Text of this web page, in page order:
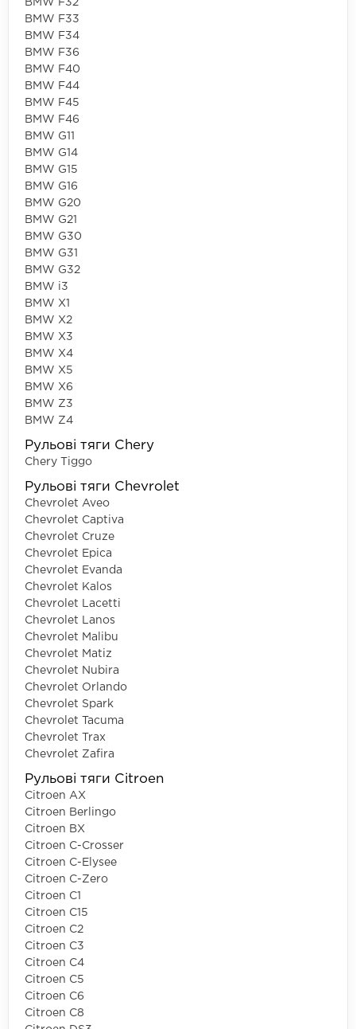
BMW F32
BMW F33
BMW F34
BMW F36
BMW F40
BMW F44
BMW F45
BMW F46
BMW G11
BMW G14
BMW G15
BMW G16
BMW G20
BMW G21
BMW G30
BMW G31
BMW G32
BMW i3
BMW X1
BMW X2
BMW X3
BMW X4
BMW X5
BMW X6
BMW Z3
BMW Z4
Рульові тяги Chery
Chery Tiggo
Рульові тяги Chevrolet
Chevrolet Aveo
Chevrolet Captiva
Chevrolet Cruze
Chevrolet Epica
Chevrolet Evanda
Chevrolet Kalos
Chevrolet Lacetti
Chevrolet Lanos
Chevrolet Malibu
Chevrolet Matiz
Chevrolet Nubira
Chevrolet Orlando
Chevrolet Spark
Chevrolet Tacuma
Chevrolet Trax
Chevrolet Zafira
Рульові тяги Citroen
Citroen AX
Citroen Berlingo
Citroen BX
Citroen C-Crosser
Citroen C-Elysee
Citroen C-Zero
Citroen C1
Citroen C15
Citroen C2
Citroen C3
Citroen C4
Citroen C5
Citroen C6
Citroen C8